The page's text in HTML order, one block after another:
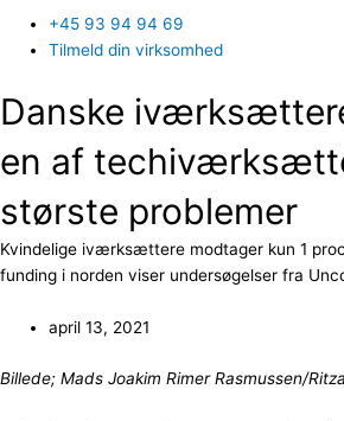
+45 93 94 94 69
Tilmeld din virksomhed
Danske
en af
største problemer
Kvindelige iværksættere modtager kun 1
funding i norden viser undersøgelser fra
april 13, 2021
Billede; Mads Joakim Rimer Rasmussen/